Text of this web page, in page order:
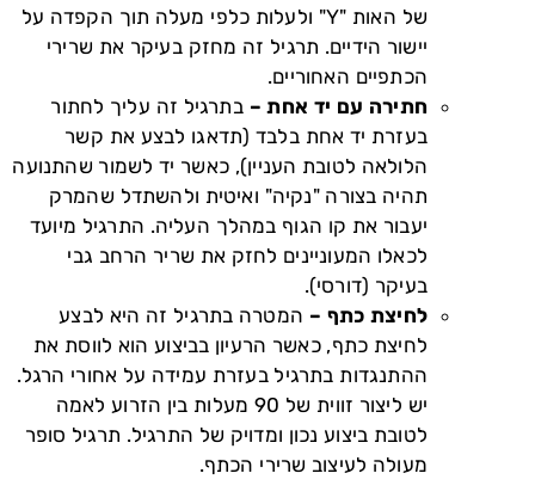
של האות "Y" ולעלות כלפי מעלה תוך הקפדה על
יישור הידיים. תרגיל זה מחזק בעיקר את שרירי
הכתפיים האחוריים.
חתירה עם יד אחת –בתרגיל זה עליך לחתור
בעזרת יד אחת בלבד (תדאגו לבצע את קשר
הלולאה לטובת העניין), כאשר יד לשמור שהתנועה
תהיה בצורה "נקיה" ואיטית ולהשתדל שהמרק
יעבור את קו הגוף במהלך העליה. התרגיל מיועד
לכאלו המעוניינים לחזק את שריר הרחב גבי
בעיקר (דורסי).
לחיצת כתף – המטרה בתרגיל זה היא לבצע
לחיצת כתף, כאשר הרעיון בביצוע הוא לווסת את
ההתנגדות בתרגיל בעזרת עמידה על אחורי הרגל.
יש ליצור זווית של 90 מעלות בין הזרוע לאמה
לטובת ביצוע נכון ומדויק של התרגיל. תרגיל סופר
מעולה לעיצוב שרירי הכתף.